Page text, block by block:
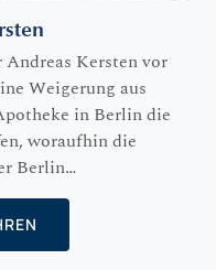
Kersten vor
Weigerung aus
in Berlin die
woraufhin die
Berlin…